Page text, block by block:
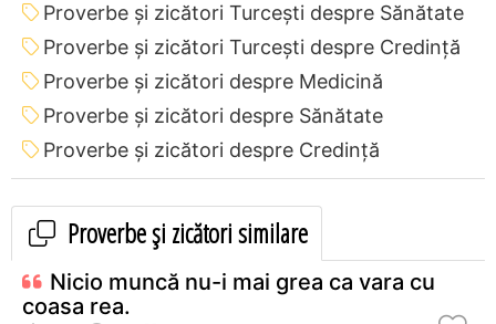
Proverbe și zicători Turceşti despre Sănătate
Proverbe și zicători Turceşti despre Credință
Proverbe și zicători despre Medicină
Proverbe și zicători despre Sănătate
Proverbe și zicători despre Credință
Proverbe și zicători similare
Nicio muncă nu-i mai grea ca vara cu
coasa rea.